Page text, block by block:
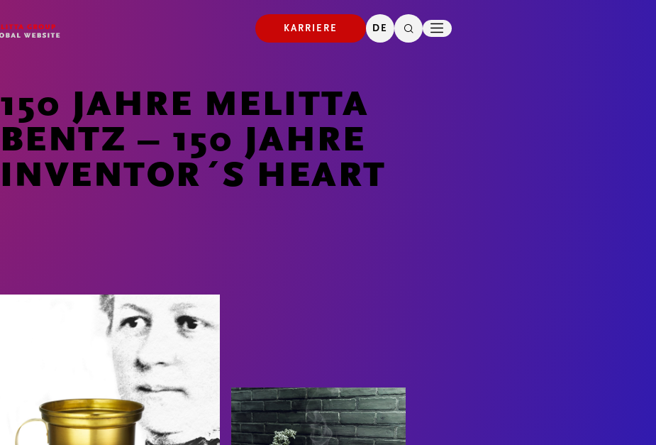
KARRIERE DE
DOWNLOADS
SUCHE
KONTAKT
150 JAHRE MELITTA
BENTZ – 150 JAHRE
INVENTOR´S HEART